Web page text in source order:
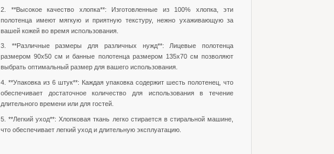
2. **Высокое качество хлопка**: Изготовленные из 100% хлопка, эти
полотенца имеют мягкую и приятную текстуру, нежно ухаживающую за
вашей кожей во время использования.
3. **Различные размеры для различных нужд**: Лицевые полотенца
размером 90x50 см и банные полотенца размером 135x70 см позволяют
выбрать оптимальный размер для вашего использования.
4. **Упаковка из 6 штук**: Каждая упаковка содержит шесть полотенец, что
обеспечивает достаточное количество для использования в течение
длительного времени или для гостей.
5. **Легкий уход**: Хлопковая ткань легко стирается в стиральной машине,
что обеспечивает легкий уход и длительную эксплуатацию.